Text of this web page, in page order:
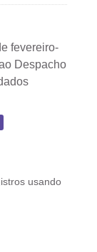
fevereiro-
Despacho
usando